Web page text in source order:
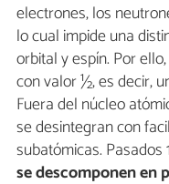
electrones, los
lo cual impide una
orbital y espín. Por
con valor ½, es decir,
Fuera del núcleo
se desintegran con
subatómicas. Pasados
se descomponen en